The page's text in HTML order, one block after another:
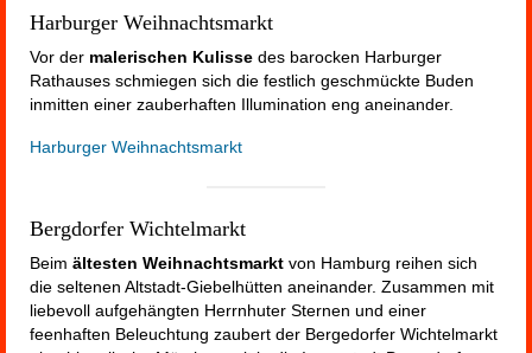
Harburger Weihnachtsmarkt
Vor der malerischen Kulisse des barocken Harburger
Rathauses schmiegen sich die festlich geschmückte Buden
inmitten einer zauberhaften Illumination eng aneinander.
Harburger Weihnachtsmarkt
Bergdorfer Wichtelmarkt
Beim ältesten Weihnachtsmarkt von Hamburg reihen sich
die seltenen Altstadt-Giebelhütten aneinander. Zusammen mit
liebevoll aufgehängten Herrnhuter Sternen und einer
feenhaften Beleuchtung zaubert der Bergedorfer Wichtelmarkt